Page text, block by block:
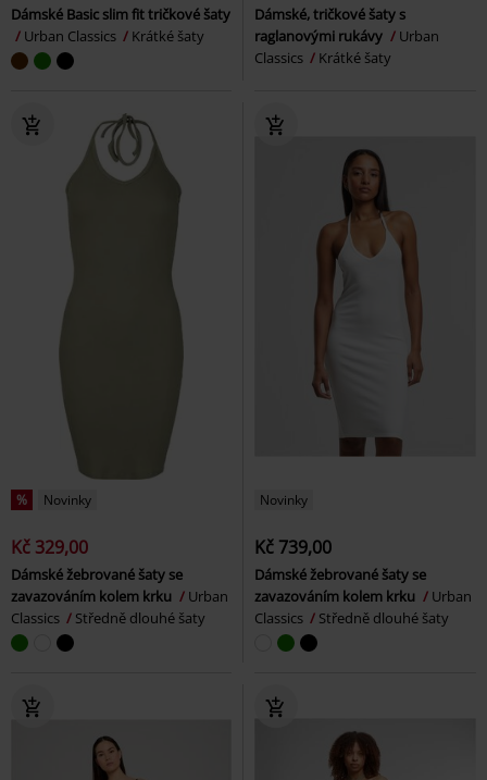
Dámské Basic slim fit tričkové šaty
Urban Classics
Krátké šaty
Dámské, tričkové šaty s
raglanovými rukávy
Urban
Classics
Krátké šaty
% Novinky
Kč 329,00
Dámské žebrované šaty se
zavazováním kolem krku
Urban
Classics
Středně dlouhé šaty
Novinky
Kč 739,00
Dámské žebrované šaty se
zavazováním kolem krku
Urban
Classics
Středně dlouhé šaty